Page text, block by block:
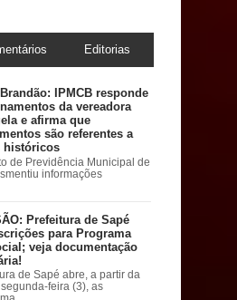
Editorias
IPMCB responde
da vereadora
e afirma que
são referentes a
históricos
de Previdência Municipal de
informações
Prefeitura de Sapé
para Programa
veja documentação
de Sapé abre, a partir da
feira (3), as